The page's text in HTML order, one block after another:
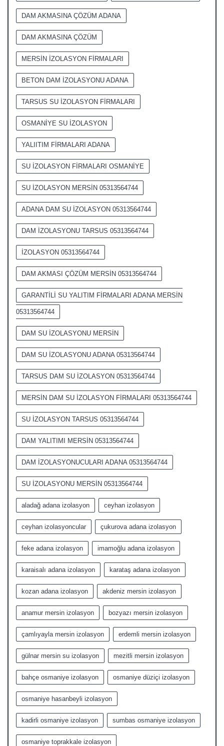
DAM AKMASINA ÇÖZÜM ADANA
DAM AKMASINA ÇÖZÜM
MERSİN İZOLASYON FİRMALARI
BETON DAM İZOLASYONU ADANA
TARSUS SU İZOLASYON FİRMALARI
OSMANİYE SU İZOLASYON
YALIITIM FİRMALARI ADANA
SU İZOLASYON FİRMALARI OSMANİYE
SU İZOLASYON MERSİN 05313564744
ADANA DAM SU İZOLASYON 05313564744
DAM İZOLASYONU TARSUS 05313564744
İZOLASYON 05313564744
DAM AKMASI ÇÖZÜM MERSİN 05313564744
GARANTİLİ SU YALITIM FİRMALARI ADANA MERSİN
05313564744
DAM SU İZOLASYONU MERSİN
DAM SU İZOLASYONU ADANA 05313564744
TARSUS DAM SU İZOLASYON 05313564744
MERSİN DAM SU İZOLASYON FİRMALARI 05313564744
SU İZOLASYON TARSUS 05313564744
DAM YALITIMI MERSİN 05313564744
DAM İZOLASYONUCULARI ADANA 05313564744
SU İZOLASYONU MERSİN 05313564744
aladağ adana izolasyon ceyhan izolasyon
ceyhan izolasyoncular çukurova adana izolasyon
feke adana izolasyon imamoğlu adana izolasyon
karaisalı adana izolasyon karataş adana izolasyon
kozan adana izolasyon akdeniz mersin izolasyon
anamur mersin izolasyon bozyazı mersin izolasyon
çamlıyayla mersin izolasyon erdemli mersin izolasyon
gülnar mersin su izolasyon mezitli mersin izolasyon
bahçe osmaniye izolasyon osmaniye düziçi izolasyon
osmaniye hasanbeyli izolasyon
kadirli osmaniye izolasyon sumbas osmaniye izolasyon
osmaniye toprakkale izolasyon